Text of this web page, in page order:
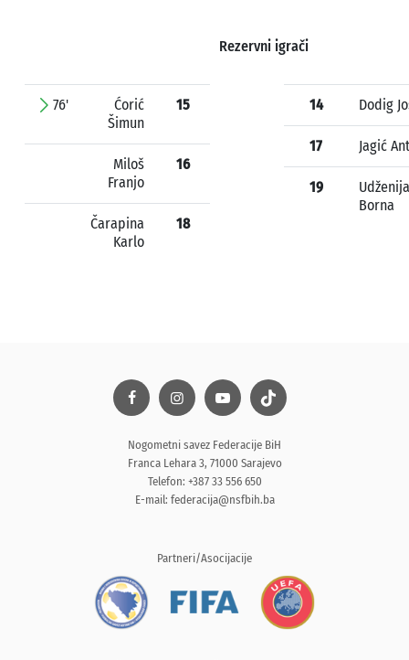
Rezervni igrači
76'
Ćorić
Šimun
15
Miloš
Franjo
16
Čarapina
Karlo
18
14 Dodig
17 Jagić
19
Udženija
Borna
Nogometni savez Federacije BiH
Franca Lehara 3, 71000 Sarajevo
Telefon: +387 33 556 650
E-mail: federacija@nsfbih.ba
Partneri/Asocijacije